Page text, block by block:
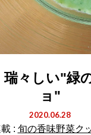
瑞々しい"緑
ョ"
2020.06.28
: 旬の香味野菜ク